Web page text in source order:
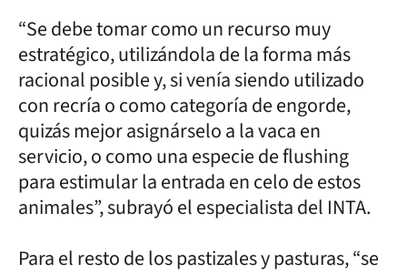
“Se debe tomar como un recurso muy
estratégico, utilizándola de la forma más
racional posible y, si venía siendo utilizado
con recría o como categoría de engorde,
quizás mejor asignárselo a la vaca en
servicio, o como una especie de flushing
para estimular la entrada en celo de estos
animales”, subrayó el especialista del INTA.
Para el resto de los pastizales y pasturas, “se